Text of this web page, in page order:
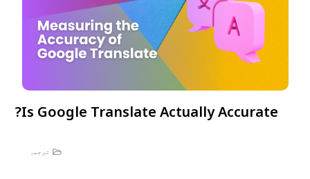
Is Google Translate Actually Accurate?
ترجمہ